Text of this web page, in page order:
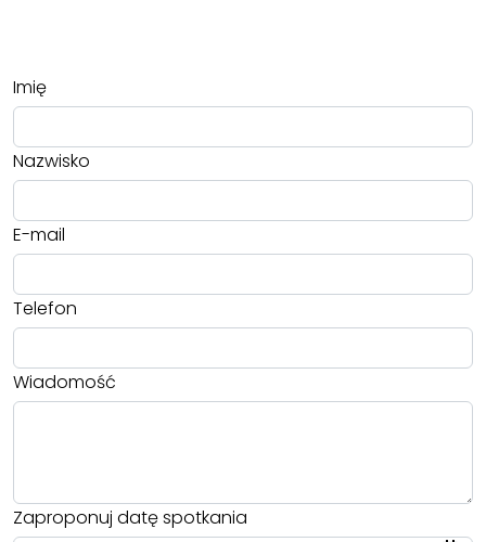
Imię
Nazwisko
E-mail
Telefon
Wiadomość
Zaproponuj datę spotkania